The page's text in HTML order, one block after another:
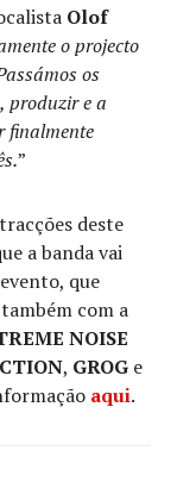
Olof
o projecto
os
produzir e a
finalmente
”
deste
a banda vai
que
com a
NOISE
, GROG e
aqui.